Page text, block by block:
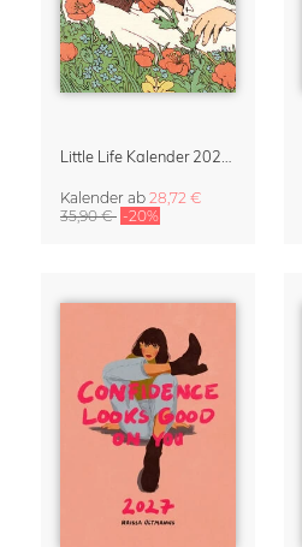
Kalender ab 28,72 €
35,90 € -20%